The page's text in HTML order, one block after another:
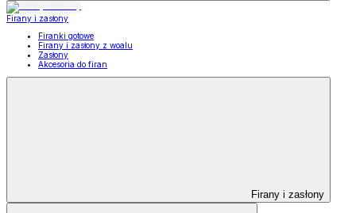
Firany i zasłony
Firanki gotowe
Firany i zasłony z woalu
Zasłony
Akcesoria do firan
Firany i zasłony